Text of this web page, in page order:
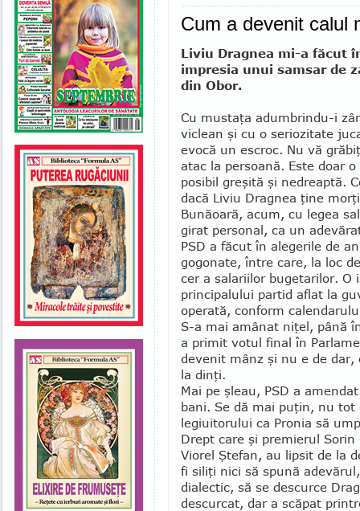
Cum a devenit calul
Liviu Dragnea mi-a făcut
impresia unui samsar de
din Obor.
Cu mustaţa adumbrindu-i
viclean şi cu o serio­zi­tate
evocă un escroc. Nu vă
atac la per­soană. Este doar o
posibil greşită şi nedreaptă.
dacă Liviu Drag­nea ţine
Bunăoară, acum, cu legea
girat per­sonal, ca un
PSD a făcut în alegerile de
gogonate, între care, la loc
cer a salariilor buge­tarilor. O
principalului partid aflat la
operată, conform
S-a mai amânat niţel, până
a primit votul final în
devenit mânz şi nu e de
la dinţi.
Mai pe şleau, PSD a
bani. Se dă mai puţin, nu
legiuitorului ca Pronia să
Drept care şi premierul
Viorel Şte­fan, au lipsit de la
fi siliţi nici să spu­nă
dialectic, să se descurce
descurcat, dar a scăpat